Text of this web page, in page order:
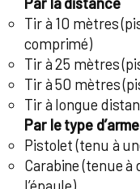
Tir à 10 mètres
comprimé)
Tir à 25 mètres
Tir à 50 mètres
Tir à longue
Par le type d’arme
Pistolet (tenu à
Carabine (tenue
l’épaule)